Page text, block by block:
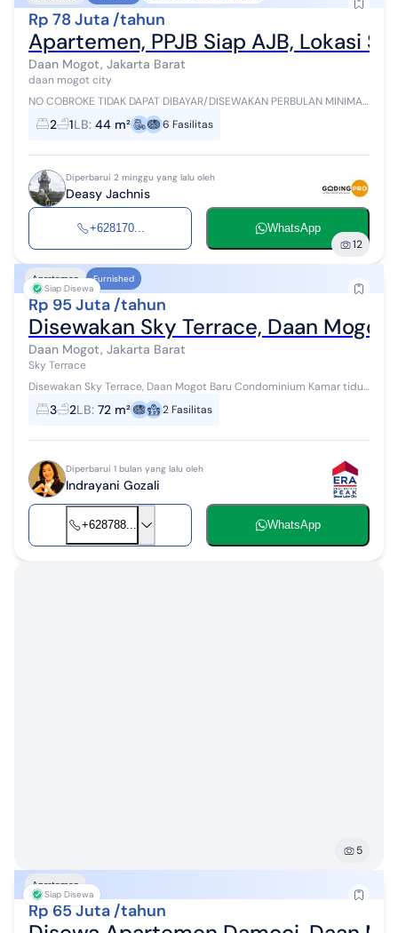
Rp 78 Juta /tahun
Apartemen, PPJB Siap AJB, Lokasi
Daan Mogot, Jakarta Barat
daan mogot city
NO COBROKE TIDAK DAPAT DIBAYAR/DISEWAKAN PERBULAN MINIMAL
PEMBAYARAN/SEWA UNTUK SETAHUN Disewakan/Dijual Apt Daan
Mogot City Jakarta Barat Luas ...
2 1LB: 44 m² 6 Fasilitas
Diperbarui 2 minggu yang lalu oleh
Deasy Jachnis
+628170... WhatsApp
12
Siap Disewa
Apartemen Furnished
Rp 95 Juta /tahun
Disewakan Sky Terrace, Daan
Daan Mogot, Jakarta Barat
Sky Terrace
Disewakan Sky Terrace, Daan Mogot Baru Condominium Kamar tidur
: 3 Kamar mandi : 2 Luas 72 m Full Furnish Lantai 9 ,tower uluwatu 3
AC Harga : 95 j...
3 2LB: 72 m² 2 Fasilitas
Diperbarui 1 bulan yang lalu oleh
Indrayani Gozali
+628788... WhatsApp
5
Siap Disewa
Apartemen
Rp 65 Juta /tahun